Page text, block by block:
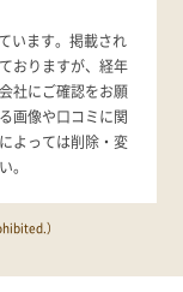
います。掲載され
おりますが、経年
社にご確認をお願
画像や口コミに関
よっては削除・変
。
）